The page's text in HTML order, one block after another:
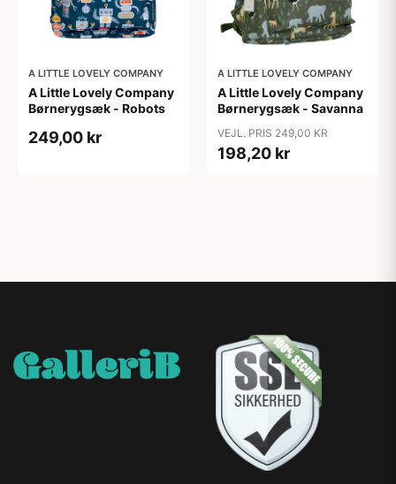
A LITTLE LOVELY COMPANY
A Little Lovely Company
Børnerygsæk - Robots
249,00 kr
A LITTLE LOVELY COMPANY
A Little Lovely Company
Børnerygsæk - Savanna
VEJL. PRIS 249,00 KR
198,20 kr